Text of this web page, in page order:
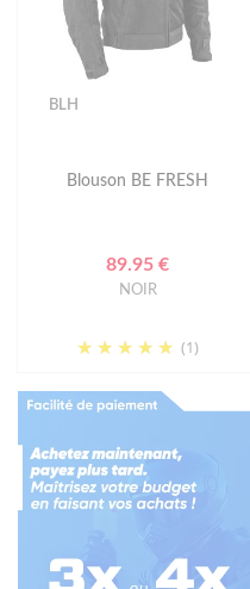
BLH
Blouson BE FRESH
89.95 €
NOIR
(1)